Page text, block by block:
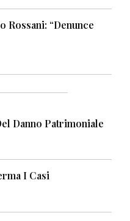
Rossani: “Denunce
Danno Patrimoniale
I Casi